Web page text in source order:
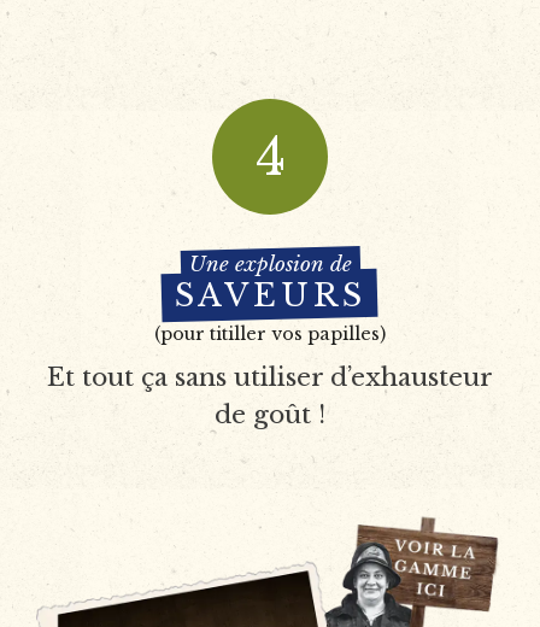
4
Une explosion de
SAVEURS
(pour titiller vos papilles)
Et tout ça sans utiliser d’exhausteur
de goût !